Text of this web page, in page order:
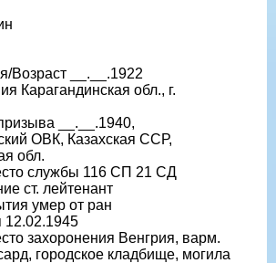
Возраст __.__.1922
Карагандинская обл., г.
__.__.1940,
ОВК, Казахская ССР,
обл.
службы 116 СП 21 СД
ст. лейтенант
умер от ран
захоронения Венгрия, варм.
городское кладбище, могила